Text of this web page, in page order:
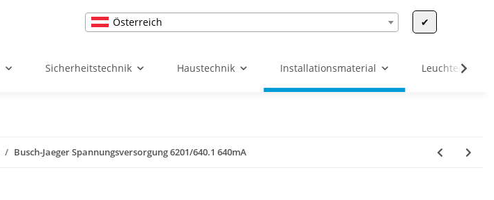
Österreich ✔
Sicherheitstechnik Haustechnik Installationsmaterial Leuchten &
Busch-Jaeger Spannungsversorgung 6201/640.1 640mA